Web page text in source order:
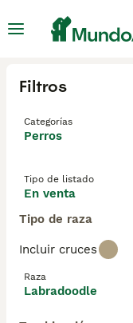
Filtros
Categorías
Perros
Tipo de listado
En venta
Tipo de raza
Incluir cruces
Raza
Labradoodle